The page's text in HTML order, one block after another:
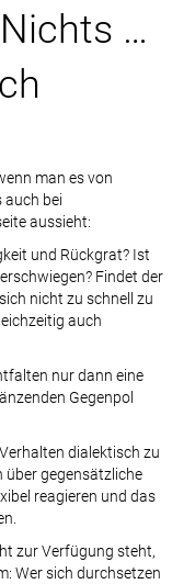
…
man es von
auch bei
aussieht:
und Rückgrat? Ist
Findet der
nicht zu schnell zu
auch
nur dann eine
Gegenpol
dialektisch zu
über gegensätzliche
reagieren und das
zur Verfügung steht,
Wer sich durchsetzen